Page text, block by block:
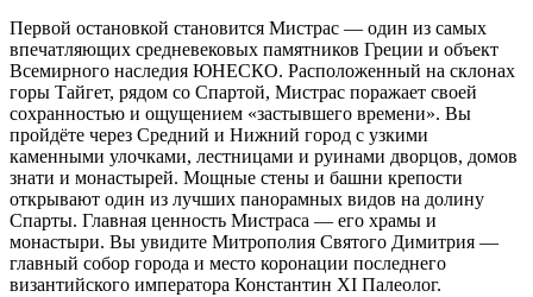
Первой остановкой становится Мистрас — один из самых
впечатляющих средневековых памятников Греции и объект
Всемирного наследия ЮНЕСКО. Расположенный на склонах
горы Тайгет, рядом со Спартой, Мистрас поражает своей
сохранностью и ощущением «застывшего времени». Вы
пройдёте через Средний и Нижний город с узкими
каменными улочками, лестницами и руинами дворцов, домов
знати и монастырей. Мощные стены и башни крепости
открывают один из лучших панорамных видов на долину
Спарты. Главная ценность Мистраса — его храмы и
монастыри. Вы увидите Митрополия Святого Димитрия —
главный собор города и место коронации последнего
византийского императора Константин XI Палеолог.